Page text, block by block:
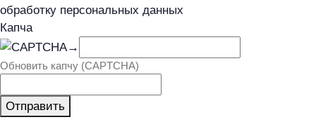
обработку персональных данных
Капча
→
Обновить капчу (CAPTCHA)
Отправить